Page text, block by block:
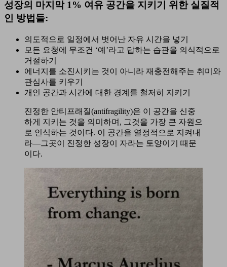
성장의 마지막 1% 여유 공간을 지키기 위한 실질적
인 방법들:
의도적으로 일정에서 벗어난 자유 시간을 넣기
모든 요청에 무조건 ‘예’라고 답하는 습관을 의식적으로
거절하기
에너지를 소진시키는 것이 아니라 재충전해주는 취미와
관심사를 키우기
개인 공간과 시간에 대한 경계를 철저히 지키기
진정한 안티프래질(antifragility)은 이 공간을 신중
하게 지키는 것을 의미하며, 그것을 가장 큰 자원으
로 인식하는 것이다. 이 공간을 열정적으로 지켜내
라—그곳이 진정한 성장이 자라는 토양이기 때문
이다.